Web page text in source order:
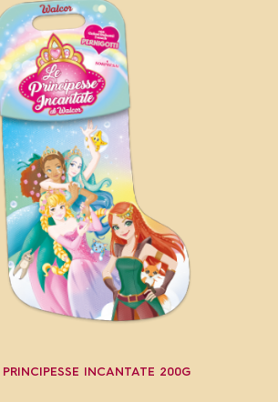
INCANTATE 200G